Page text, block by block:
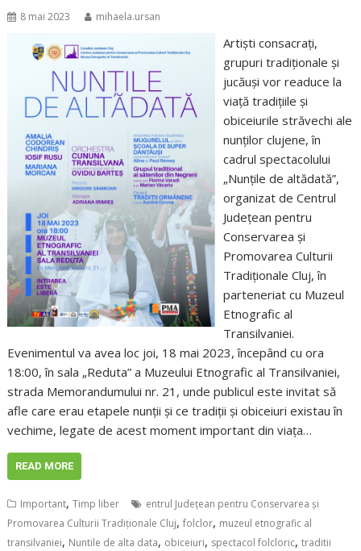
8 mai 2023 mihaela.ursan
Artiști consacrați,
grupuri tradiționale și
jucăuși vor readuce la
viață tradițiile și
obiceiurile străvechi ale
nunților clujene, în
cadrul spectacolului
„Nunțile de altădată”,
organizat de Centrul
Județean pentru
Conservarea și
Promovarea Culturii
Tradiționale Cluj, în
parteneriat cu Muzeul
Etnografic al
Transilvaniei.
Evenimentul va avea loc joi, 18 mai 2023, începând cu ora
18:00, în sala „Reduta” a Muzeului Etnografic al Transilvaniei,
strada Memorandumului nr. 21, unde publicul este invitat să
afle care erau etapele nunții și ce tradiții și obiceiuri existau în
vechime, legate de acest moment important din viața…
READ MORE
Important,Timp liber
entrul Județean pentru Conservarea și
Promovarea Culturii Tradiționale Cluj,folclor, muzeul etnografic al
transilvaniei, Nuntile de alta data, obiceiuri, spectacol folcloric,traditii